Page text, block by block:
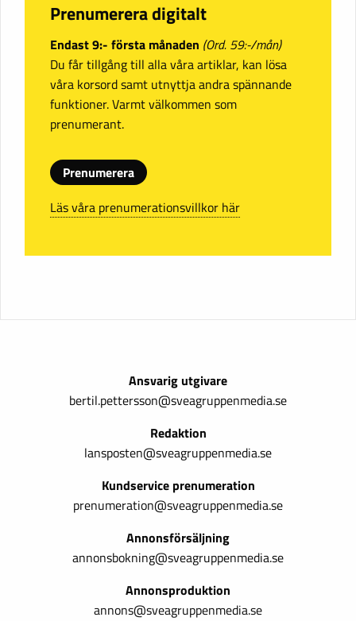
Prenumerera digitalt
Endast 9:- första månaden (Ord. 59:-/mån)
Du får tillgång till alla våra artiklar, kan lösa
våra korsord samt utnyttja andra spännande
funktioner. Varmt välkommen som
prenumerant.
Prenumerera
Läs våra prenumerationsvillkor här
Ansvarig utgivare
bertil.pettersson@sveagruppenmedia.se
Redaktion
lansposten@sveagruppenmedia.se
Kundservice prenumeration
prenumeration@sveagruppenmedia.se
Annonsförsäljning
annonsbokning@sveagruppenmedia.se
Annonsproduktion
annons@sveagruppenmedia.se